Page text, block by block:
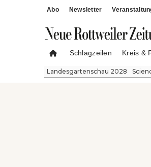
Abo Newsletter
Schlagzeilen Kreis &
Landesgartenschau 2028